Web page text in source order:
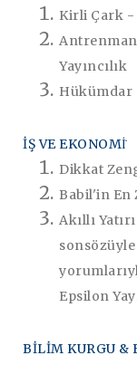
Kirli Çark -
Yayıncılık
Hükümdar
İŞ VE EKONOMİ̇
Dikkat
Babil'in En
Akıllı
Epsilon
BİLİM KURGU &